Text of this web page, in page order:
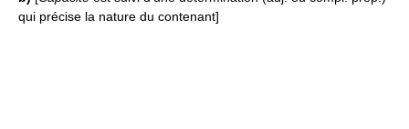
qui précise la nature du contenant]